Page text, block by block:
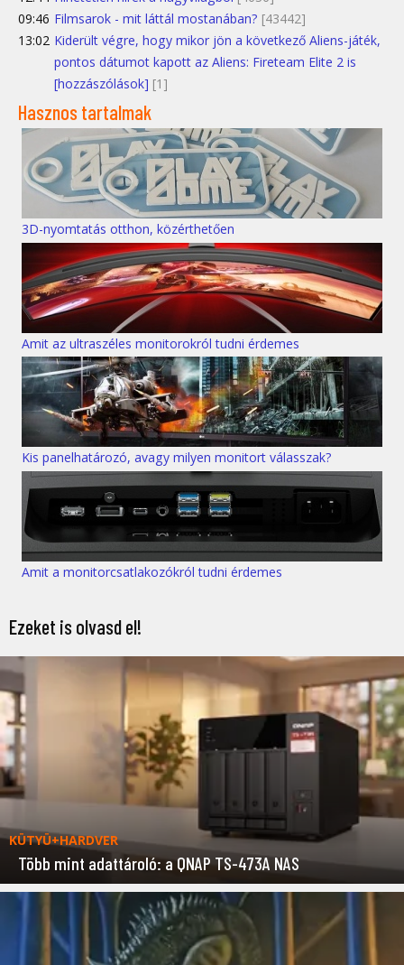
09:46 Filmsarok - mit láttál mostanában? [43442]
13:02 Kiderült végre, hogy mikor jön a következő Aliens-játék,
pontos dátumot kapott az Aliens: Fireteam Elite 2 is
[hozzászólások] [1]
Hasznos tartalmak
3D-nyomtatás otthon, közérthetően
Amit az ultraszéles monitorokról tudni érdemes
Kis panelhatározó, avagy milyen monitort válasszak?
Amit a monitorcsatlakozókról tudni érdemes
Ezeket is olvasd el!
KÜTYÜ+HARDVER
Több mint adattároló: a QNAP TS-473A NAS